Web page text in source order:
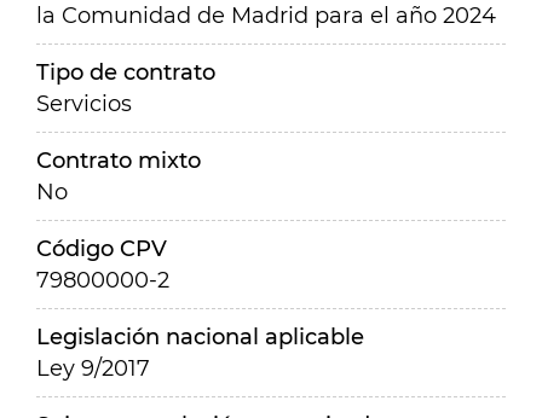
la Comunidad de Madrid para el año 2024
Tipo de contrato
Servicios
Contrato mixto
No
Código CPV
79800000-2
Legislación nacional aplicable
Ley 9/2017